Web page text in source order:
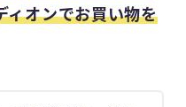
オンでお買い物を